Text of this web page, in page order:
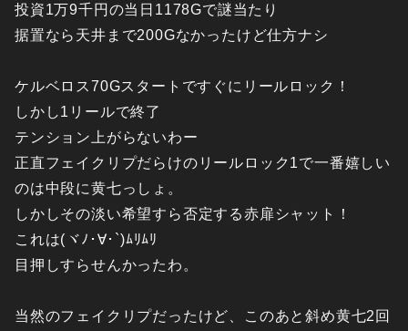
投資1万9千円の当日1178Gで謎当たり
据置なら天井まで200Gなかったけど仕方ナシ
ケルベロス70Gスタートですぐにリールロック！
しかし1リールで終了
テンション上がらないわー
正直フェイクリプだらけのリールロック1で一番嬉しい
のは中段に黄七っしょ。
しかしその淡い希望すら否定する赤扉シャット！
これは(ヾﾉ･∀･`)ﾑﾘﾑﾘ
目押しすらせんかったわ。
当然のフェイクリプだったけど、このあと斜め黄七2回